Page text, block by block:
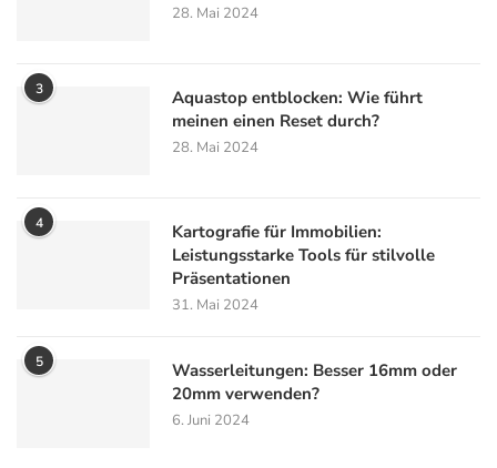
28. Mai 2024
3
Aquastop entblocken: Wie führt
meinen einen Reset durch?
28. Mai 2024
4
Kartografie für Immobilien:
Leistungsstarke Tools für stilvolle
Präsentationen
31. Mai 2024
5
Wasserleitungen: Besser 16mm oder
20mm verwenden?
6. Juni 2024